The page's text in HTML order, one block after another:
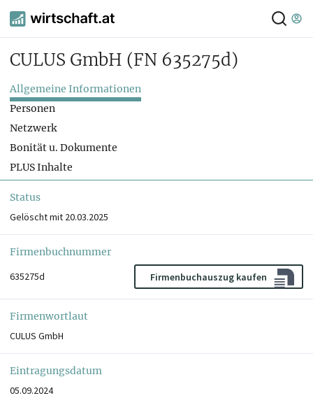
CULUS GmbH (FN 635275d)
Allgemeine Informationen
Personen
Netzwerk
Bonität u. Dokumente
PLUS Inhalte
Status
Gelöscht mit 20.03.2025
Firmenbuchnummer
635275d
Firmenbuchauszug kaufen
Firmenwortlaut
CULUS GmbH
Eintragungsdatum
05.09.2024